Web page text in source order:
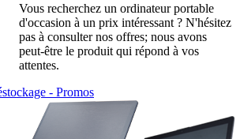
Vous recherchez un ordinateur portable
d'occasion à un prix intéressant ? N'hésitez
pas à consulter nos offres; nous avons
peut-être le produit qui répond à vos
attentes.
- Promos